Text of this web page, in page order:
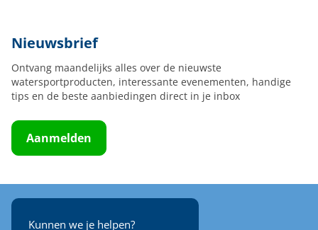
Nieuwsbrief
Ontvang maandelijks alles over de nieuwste
watersportproducten, interessante evenementen, handige
tips en de beste aanbiedingen direct in je inbox
Aanmelden
Kunnen we je helpen?